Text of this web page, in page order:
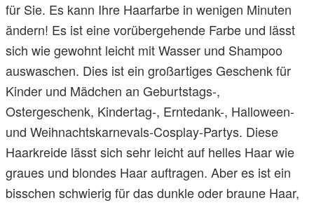
für Sie. Es kann Ihre Haarfarbe in wenigen Minuten
ändern! Es ist eine vorübergehende Farbe und lässt
sich wie gewohnt leicht mit Wasser und Shampoo
auswaschen. Dies ist ein großartiges Geschenk für
Kinder und Mädchen an Geburtstags-,
Ostergeschenk, Kindertag-, Erntedank-, Halloween-
und Weihnachtskarnevals-Cosplay-Partys. Diese
Haarkreide lässt sich sehr leicht auf helles Haar wie
graues und blondes Haar auftragen. Aber es ist ein
bisschen schwierig für das dunkle oder braune Haar,